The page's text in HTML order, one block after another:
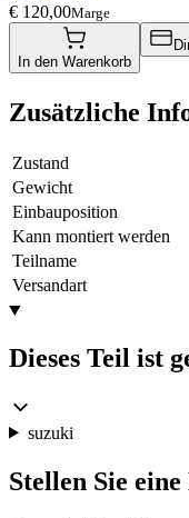
€ 120,00Marge
In den Warenkorb
Zusätzliche
Zustand
Gewicht
Einbauposition
Kann montiert werden
Teilname
Versandart
Dieses Teil ist
suzuki
Stellen Sie